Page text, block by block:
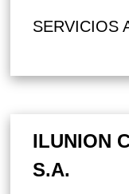
SERVICIOS
ILUNION
S.A.